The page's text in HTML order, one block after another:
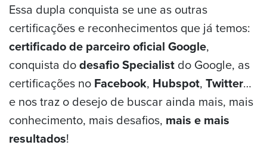
Essa dupla conquista se une as outras
certificações e reconhecimentos que já temos:
certificado de parceiro oficial Google,
conquista dodesafio Specialist do Google, as
certificações no Facebook, Hubspot, Twitter…
e nos traz o desejo de buscar ainda mais, mais
conhecimento, mais desafios, mais e mais
resultados!